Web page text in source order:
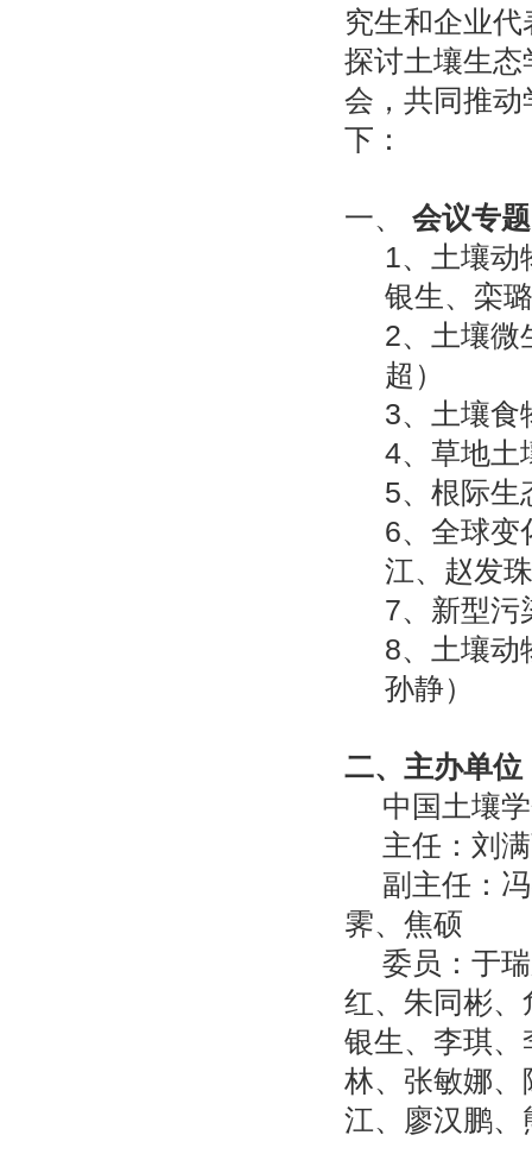
究生和企业
探讨土壤生
会，共同推
下：
一、 会议专
1、土壤
银生、栾
2、土壤微
超）
3、土壤
4、草地
5、根际
6、全球
江、赵发
7、新型
8、 土壤动
孙静）
二、主办单位
中国土壤
主任：刘
副主任：
霁、焦硕
委员：于
红、朱同彬
银生、李琪
林、张敏娜
江、廖汉鹏